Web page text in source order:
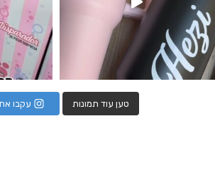
טען עוד תמונות עקבו